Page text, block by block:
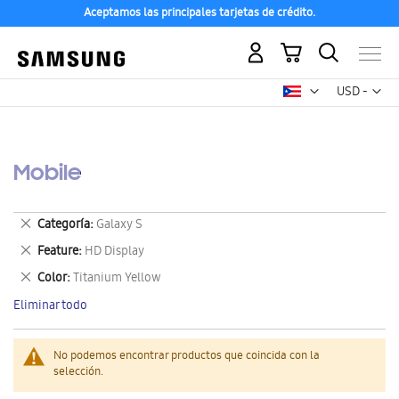
Aceptamos las principales tarjetas de crédito.
USD -
dólar
Mi carrito
Mobile
No podemos encontrar productos que coincida con la
selección.
Categoría Galaxy S
Eliminar
este
artículo
Feature HD Display
Eliminar
este
artículo
Color Titanium Yellow
Eliminar
este
artículo
Eliminar todo